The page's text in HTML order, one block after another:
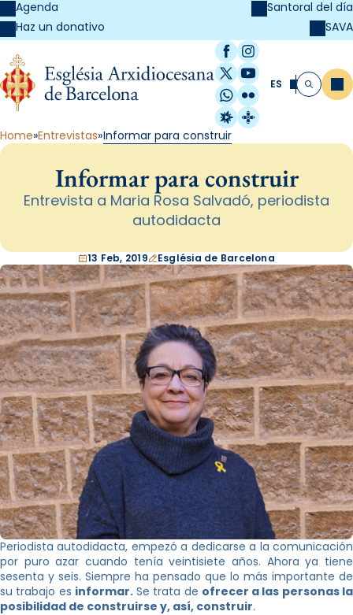
Agenda
Haz un donativo
Santoral del día
SAVA
Facebook
Instagram
X / Twitter
YouTube
WhatsApp
Flickr
Radio Estel
Catalunya
ES Buscar
Home Entrevistas Informar para construir
Informar para construir
Entrevista a Maria Rosa Salvadó, periodista
autodidacta
13 Feb, 2019 Església de Barcelona
Periodista autodidacta, empezó a dedicarse a la comunicación
por puro azar cuando tenía veintisiete años. Ahora ya tiene
sesenta y seis. Siempre ha pensado que lo más importante de
su trabajo es informar.Se trata de ofrecer a las personas la
posibilidad de construirse y, así, construir.